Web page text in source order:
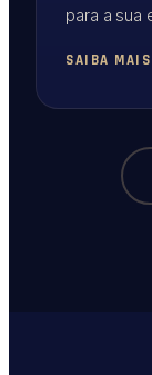
para a sua
SAIBA